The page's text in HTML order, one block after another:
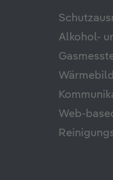
Alkohol-
Web-